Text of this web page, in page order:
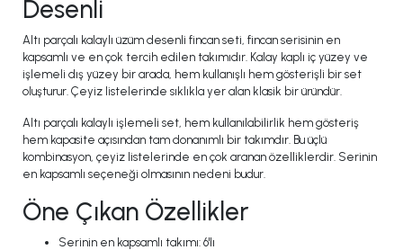
Desenli
Altı parçalı kalaylı üzüm desenli fincan seti, fincan serisinin en
kapsamlı ve en çok tercih edilen takımıdır. Kalay kaplı iç yüzey ve
işlemeli dış yüzey bir arada, hem kullanışlı hem gösterişli bir set
oluşturur. Çeyiz listelerinde sıklıkla yer alan klasik bir üründür.
Altı parçalı kalaylı işlemeli set, hem kullanılabilirlik hem gösteriş
hem kapasite açısından tam donanımlı bir takımdır. Bu üçlü
kombinasyon, çeyiz listelerinde en çok aranan özelliklerdir. Serinin
en kapsamlı seçeneği olmasının nedeni budur.
Öne Çıkan Özellikler
Serinin en kapsamlı takımı: 6'lı